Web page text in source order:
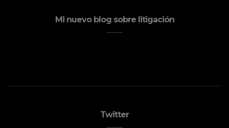
Mi nuevo blog sobre litigación
Twitter